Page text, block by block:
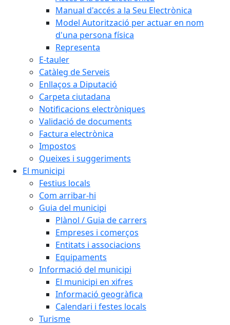
Manual d'accés a la Seu Electrònica
Model Autorització per actuar en nom
d'una persona física
Representa
E-tauler
Catàleg de Serveis
Enllaços a Diputació
Carpeta ciutadana
Notificacions electròniques
Validació de documents
Factura electrònica
Impostos
Queixes i suggeriments
El municipi
Festius locals
Com arribar-hi
Guia del municipi
Plànol / Guia de carrers
Empreses i comerços
Entitats i associacions
Equipaments
Informació del municipi
El municipi en xifres
Informació geogràfica
Calendari i festes locals
Turisme